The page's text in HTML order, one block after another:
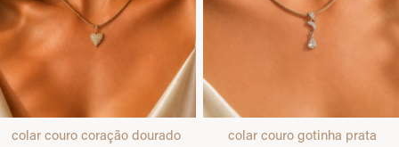
colar couro coração dourado colar couro gotinha prata